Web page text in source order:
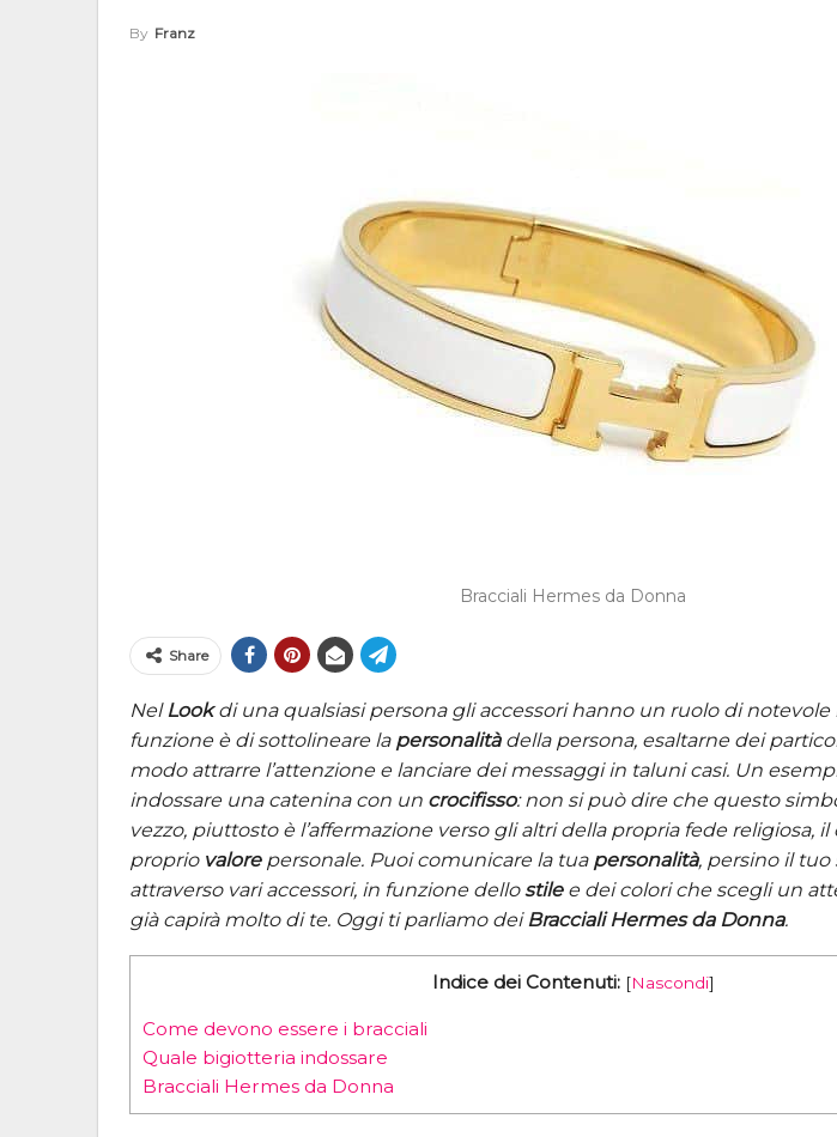
By Franz
Bracciali Hermes da Donna
Share
NelLookdi una qualsiasi persona gli accessori hanno un ruolo di notevole
funzione è di sottolineare la personalità della persona, esaltarne dei
modo attrarre l’attenzione e lanciare dei messaggi in taluni casi. Un
indossare una catenina con un crocifisso: non si può dire che questo
vezzo, piuttosto è l’affermazione verso gli altri della propria fede religiosa,
proprio valore personale. Puoi comunicare la tua personalità, persino il tuo
attraverso vari accessori, in funzione dellostile e dei colori che scegli un
già capirà molto di te. Oggi ti parliamo deiBracciali Hermes da Donna.
Indice dei Contenuti: [Nascondi]
Come devono essere i bracciali
Quale bigiotteria indossare
Bracciali Hermes da Donna